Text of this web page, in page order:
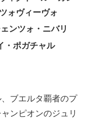
ォヴィーヴォ
ンツォ・ニバリ
ポガチャル
ブエルタ覇者のプ
ンピオンのジュリ